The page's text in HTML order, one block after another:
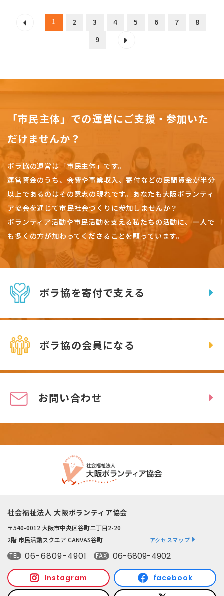
1 2 3 4 5 6 7
8
9
「市民主体」での運営にご支援・参加いた
だけませんか？
ボラ協の運営は「市民主体」です。
運営資金のうち、会費や事業収入、寄付などの民間資金が半分
以上であるのはその意志の現れです。 あなたも大阪ボランティ
ア協会を通じて市民社会づくりに参加しませんか？
ボランティア活動や市民活動を支える私たちの活動に、一人で
も多くの方が加わってくださることを願っています。
ボラ協を寄付で支える
ボラ協の会員になる
お問い合わせ
社会福祉法人 大阪ボランティア協会
〒540-0012 大阪市中央区谷町二丁目2-20
2階 市民活動スクエア CANVAS谷町
アクセスマップ
TEL 06-6809-4901 FAX 06-6809-4902
Instagram facebook